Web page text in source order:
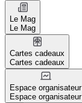
Le Mag
Le Mag
Cartes cadeaux
Cartes cadeaux
Espace organisateur
Espace organisateur